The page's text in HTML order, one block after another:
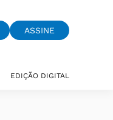
ASSINE
EDIÇÃO DIGITAL